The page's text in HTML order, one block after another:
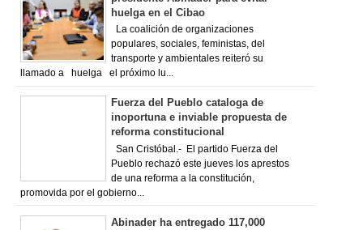
huelga en el Cibao
La coalición de organizaciones
populares, sociales, feministas, del
transporte y ambientales reiteró su
llamado a huelga el próximo lu...
Fuerza del Pueblo cataloga de
inoportuna e inviable propuesta de
reforma constitucional
San Cristóbal.- El partido Fuerza del
Pueblo rechazó este jueves los aprestos
de una reforma a la constitución,
promovida por el gobierno...
Abinader ha entregado 117,000